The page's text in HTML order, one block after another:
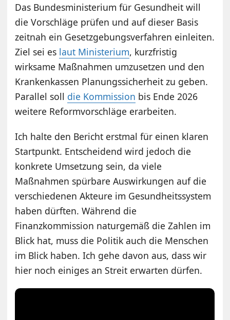
Das Bundesministerium für Gesundheit will
die Vorschläge prüfen und auf dieser Basis
zeitnah ein Gesetzgebungsverfahren einleiten.
Ziel sei es laut Ministerium, kurzfristig
wirksame Maßnahmen umzusetzen und den
Krankenkassen Planungssicherheit zu geben.
Parallel soll die Kommission bis Ende 2026
weitere Reformvorschläge erarbeiten.
Ich halte den Bericht erstmal für einen klaren
Startpunkt. Entscheidend wird jedoch die
konkrete Umsetzung sein, da viele
Maßnahmen spürbare Auswirkungen auf die
verschiedenen Akteure im Gesundheitssystem
haben dürften. Während die
Finanzkommission naturgemäß die Zahlen im
Blick hat, muss die Politik auch die Menschen
im Blick haben. Ich gehe davon aus, dass wir
hier noch einiges an Streit erwarten dürfen.